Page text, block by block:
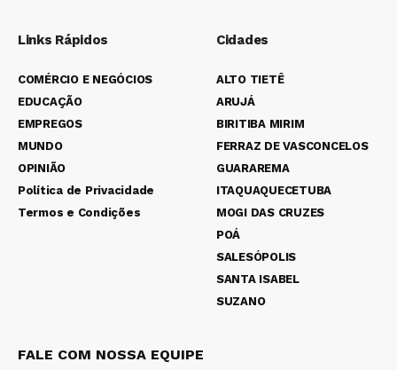
Links Rápidos
COMÉRCIO E NEGÓCIOS
EDUCAÇÃO
EMPREGOS
MUNDO
OPINIÃO
Política de Privacidade
Termos e Condições
Cidades
ALTO TIETÊ
ARUJÁ
BIRITIBA MIRIM
FERRAZ DE VASCONCELOS
GUARAREMA
ITAQUAQUECETUBA
MOGI DAS CRUZES
POÁ
SALESÓPOLIS
SANTA ISABEL
SUZANO
FALE COM NOSSA EQUIPE